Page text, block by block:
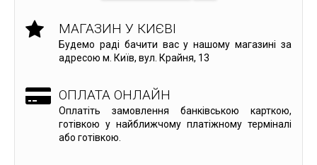
МАГАЗИН У КИЄВІ
Будемо раді бачити вас у нашому магазині за
адресою м. Київ, вул. Крайня, 13
ОПЛАТА ОНЛАЙН
Оплатіть замовлення банківською карткою,
готівкою у найближчому платіжному терміналі
або готівкою.